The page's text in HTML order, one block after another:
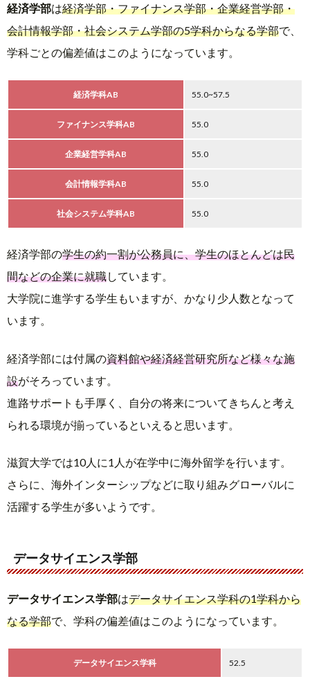
経済学部は経済学部・ファイナンス学部・企業経営学部・
会計情報学部・社会システム学部の5学科からなる学部で、
学科ごとの偏差値はこのようになっています。
経済学科AB 55.0~57.5
ファイナンス学科AB 55.0
企業経営学科AB 55.0
会計情報学科AB 55.0
社会システム学科AB 55.0
経済学部の学生の約一割が公務員に、学生のほとんどは民
間などの企業に就職しています。
大学院に進学する学生もいますが、かなり少人数となって
います。
経済学部には付属の資料館や経済経営研究所など様々な施
設がそろっています。
進路サポートも手厚く、自分の将来についてきちんと考え
られる環境が揃っているといえると思います。
滋賀大学では10人に1人が在学中に海外留学を行います。
さらに、海外インターシップなどに取り組みグローバルに
活躍する学生が多いようです。
データサイエンス学部
データサイエンス学部はデータサイエンス学科の1学科から
なる学部で、学科の偏差値はこのようになっています。
データサイエンス学科 52.5